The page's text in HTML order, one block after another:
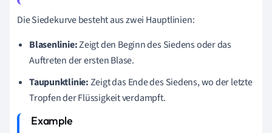
Die Siedekurve besteht aus zwei Hauptlinien:
Blasenlinie:Zeigt den Beginn des Siedens oder das
Auftreten der ersten Blase.
Taupunktlinie:Zeigt das Ende des Siedens, wo der letzte
Tropfen der Flüssigkeit verdampft.